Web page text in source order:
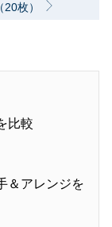
枚）
比較
＆アレンジを